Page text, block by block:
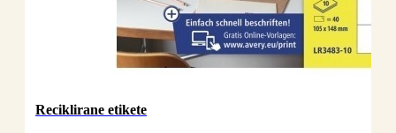
Reciklirane etikete